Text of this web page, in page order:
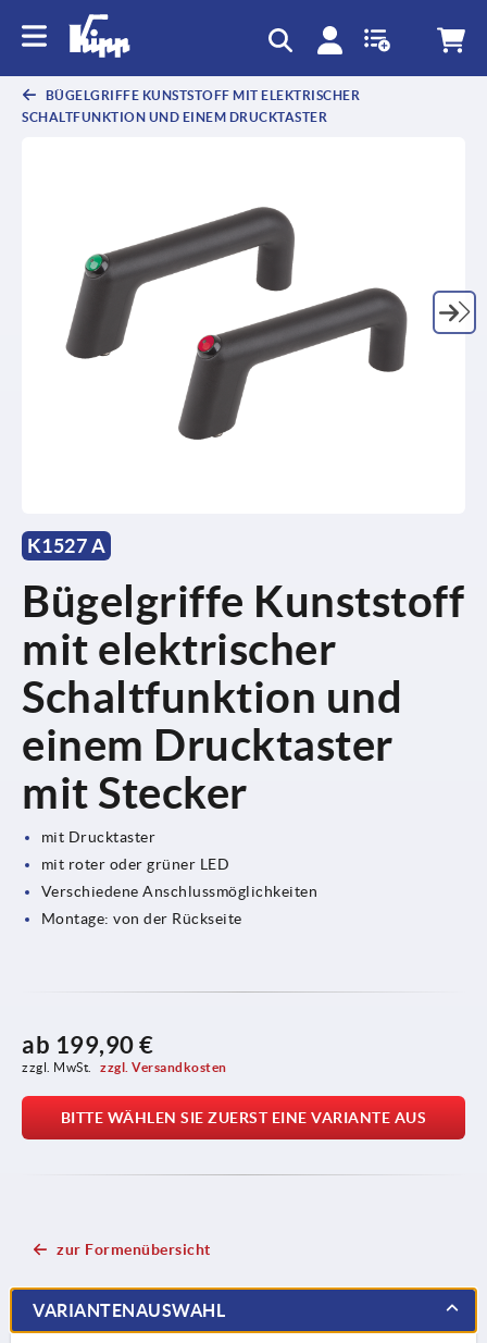
BÜGELGRIFFE KUNSTSTOFF MIT ELEKTRISCHER
SCHALTFUNKTION UND EINEM DRUCKTASTER
K1527 A
Bügelgriffe Kunststoff
mit elektrischer
Schaltfunktion und
einem Drucktaster
mit Stecker
mit Drucktaster
mit roter oder grüner LED
Verschiedene Anschlussmöglichkeiten
Montage: von der Rückseite
ab 199,90 €
zzgl. MwSt. zzgl. Versandkosten
BITTE WÄHLEN SIE ZUERST EINE VARIANTE AUS
zur Formenübersicht
VARIANTENAUSWAHL